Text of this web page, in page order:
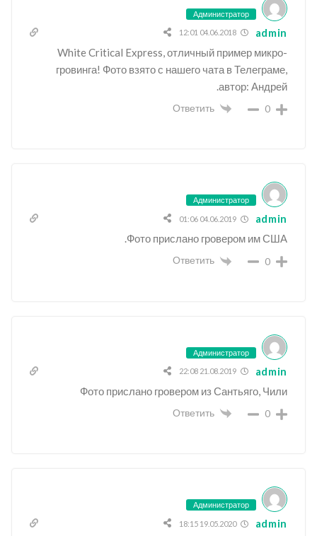
Администратор
admin
04.06.2018 12:01
White Critical Express, отличный пример микро-
гровинга! Фото взято с нашего чата в Телеграме,
автор: Андрей.
0
Ответить
Администратор
admin
04.06.2019 01:06
Фото прислано гровером им США.
0
Ответить
Администратор
admin
21.08.2019 22:08
Фото прислано гровером из Сантьяго, Чили
0
Ответить
Администратор
admin
19.05.2020 18:15